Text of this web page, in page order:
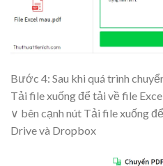
Bước 4: Sau khi quá trình
Tải file xuốngđể tải về file
∨ bên cạnh nút Tải file xuống
Drive và Dropbox